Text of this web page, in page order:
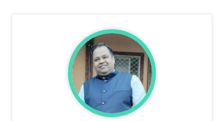
और सर्वोत्तम और अभिनव प्रथाओं के साथ खुद को अद्यतन करते रहते हैं। वे वही शिक्षक हैं जो बच्चों
को अपने सपनों को पूरा करने के लिए नवाचार, निर्माण और आकांक्षा करने के लिए मार्गदर्शन करते हैं
और प्रेरित करते हैं। राष्ट्रीय शिक्षा नीति – 2020 के उद्देश्यों को साकार करने में शिक्षकों की
भूमिका अविभाज्य है। हम के.वि.सं. गुरुग्राम क्षेत्र के तत्वावधान में केंद्रीय विद्यालयों के छात्रों के
सर्वांगीण विकास के लिए एनईपी -2020 के सभी पहलुओं के व्यापक कार्यान्वयन के लिए तत्पर हैं।
विविधता में एकता केंद्रीय विद्यालयों की विशिष्ट पहचान है, जहाँ विभिन्नता से युक्त परिवेश में बच्चे
अपनी पाठ्यपुस्तकों से आगे सीखते हैं। हमारा लक्ष्य 21वीं सदी की जरूरतों को पूरा करने के लिए
आवश्यक मूल्यों और जीवन कौशल को विकसित करना है। उत्कृष्टता के इस अभियान में, केंद्रीय
विद्यालय संगठन गुरुग्राम संभाग को विचार और कर्तव्य दोनों का मिश्रण प्रदान करने का कार्य सौंपा
गया है। हम प्रतिज्ञा करते हैं कि हमारे छात्रों को समाज और राष्ट्र की सेवा करने के लिए पर्याप्त
अवसर प्रदान करने के लिए कोई कसर नहीं छोड़ेंगे और सदैव प्रयत्नशील बने रहेंगे। जय हिंद श्री